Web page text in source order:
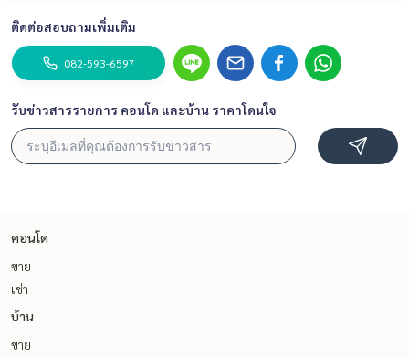
ติดต่อสอบถามเพิ่มเติม
082-593-6597
รับข่าวสารรายการ คอนโด และบ้าน ราคาโดนใจ
คอนโด
ขาย
เช่า
บ้าน
ขาย